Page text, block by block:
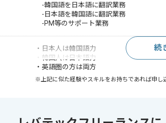
-韓国語を日本語に翻訳業務
-日本語を韓国語に翻訳業務
-PM等のサポート業務
・日本人は韓国語力
・韓国人は日本語力
・英語圏の方は両方
※上記に似た経験やスキルをお持ちであれば申し
業務内容
ベンダーコントロール
続